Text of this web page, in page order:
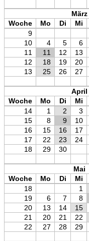
März
Woche
Mo Di Mi
9
10
4 5 6
11
11 12 13
12
18 19 20
13
25 26 27
April
Woche
Mo Di Mi
14
1 2 3
15
8 9 10
16
15 16 17
17
22 23 24
18
29 30
Mai
Woche
Mo Di Mi
18
1
19
6 7 8
20
13 14 15
21
20 21 22
22
27 28 29